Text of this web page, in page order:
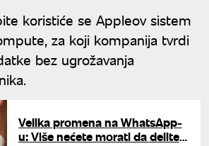
koristiće se Appleov sistem
za koji kompanija tvrdi
bez ugrožavanja
Velika promena na WhatsApp-
u: Više nećete morati da delite